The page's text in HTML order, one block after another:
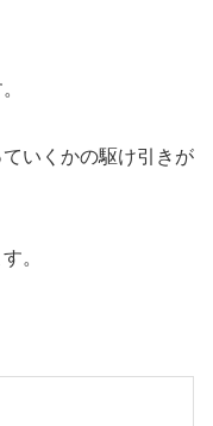
いくかの駆け引きが
。